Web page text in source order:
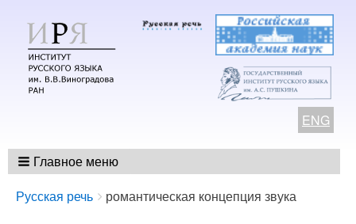
ENG
Главное меню
Breadcrumbs
You
Русская речь романтическая концепция звука